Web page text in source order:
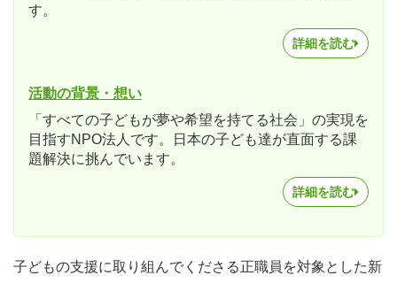
す。
詳細を読む
活動の背景・想い
「すべての子どもが夢や希望を持てる社会」の実現を
目指すNPO法人です。日本の子ども達が直面する課
題解決に挑んでいます。
詳細を読む
子どもの支援に取り組んでくださる正職員を対象とした新